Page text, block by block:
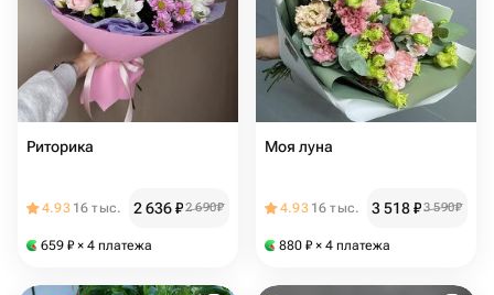
Риторика
4.93 16 тыс. 2 636₽2 690₽
659 ₽ × 4 платежа
Моя луна
4.93 16 тыс. 3 518₽3 590₽
880 ₽ × 4 платежа